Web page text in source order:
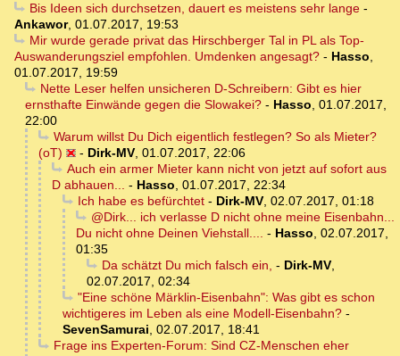
Bis Ideen sich durchsetzen, dauert es meistens sehr lange-
Ankawor, 01.07.2017, 19:53
Mir wurde gerade privat das Hirschberger Tal in PL als Top-
Auswanderungsziel empfohlen. Umdenken angesagt? - Hasso,
01.07.2017, 19:59
Nette Leser helfen unsicheren D-Schreibern: Gibt es hier
ernsthafte Einwände gegen die Slowakei? - Hasso, 01.07.2017,
22:00
Warum willst Du Dich eigentlich festlegen? So als Mieter?
(oT)
- Dirk-MV, 01.07.2017, 22:06
Auch ein armer Mieter kann nicht von jetzt auf sofort aus
D abhauen... - Hasso, 01.07.2017, 22:34
Ich habe es befürchtet- Dirk-MV, 02.07.2017, 01:18
@Dirk... ich verlasse D nicht ohne meine Eisenbahn...
Du nicht ohne Deinen Viehstall.... - Hasso, 02.07.2017,
01:35
Da schätzt Du mich falsch ein, - Dirk-MV,
02.07.2017, 02:34
"Eine schöne Märklin-Eisenbahn": Was gibt es schon
wichtigeres im Leben als eine Modell-Eisenbahn? -
SevenSamurai, 02.07.2017, 18:41
Frage ins Experten-Forum: Sind CZ-Menschen eher